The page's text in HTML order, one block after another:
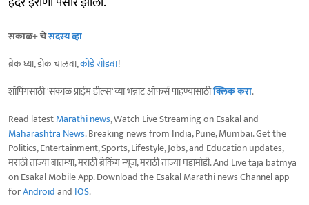
सकाळ+ चेसदस्य व्हा
ब्रेक घ्या, डोकं चालवा,कोडे सोडवा!
शॉपिंगसाठी 'सकाळ प्राईम डील्स'च्या भन्नाट ऑफर्स पाहण्यासाठीक्लिक करा.
Read latestMarathi news, Watch Live Streaming on Esakal and
Maharashtra News. Breaking news from India, Pune, Mumbai. Get the
Politics, Entertainment, Sports, Lifestyle, Jobs, and Education updates,
मराठी ताज्या बातम्या, मराठी ब्रेकिंग न्यूज, मराठी ताज्या घडामोडी. And Live taja batmya
on Esakal Mobile App. Download the Esakal Marathi news Channel app
forAndroidand IOS.